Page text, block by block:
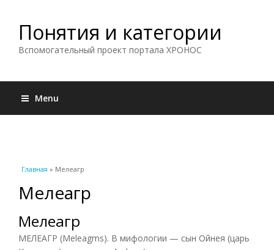
Понятия и категории
Вспомогательный проект портала ХРОНОС
Menu
Вы здесь
Главная » Мелеагр
Мелеагр
Мелеагр
МЕЛЕАГР (Meleagms). В мифологии — сын Ойнея (царь